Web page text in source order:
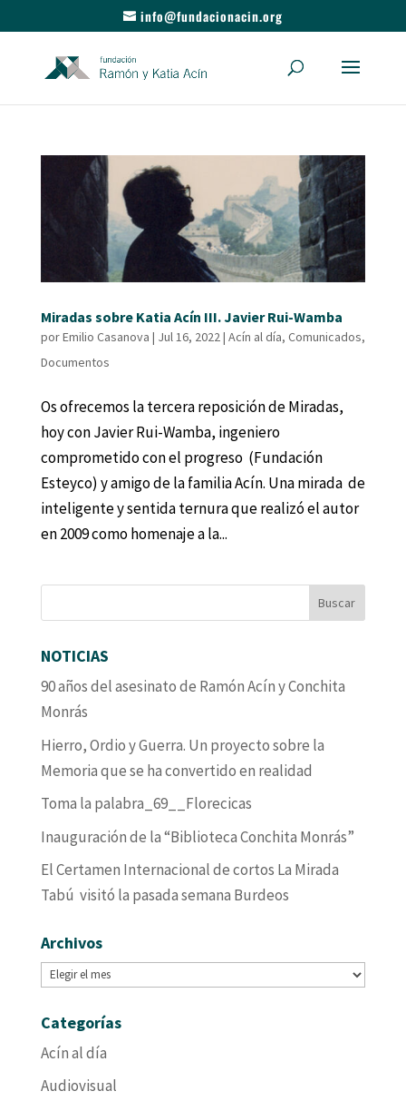
info@fundacionacin.org
Miradas sobre Katia Acín III. Javier Rui-Wamba
porEmilio Casanova | Jul 16, 2022| Acín al día, Comunicados,
Documentos
Os ofrecemos la tercera reposición de Miradas,
hoy con Javier Rui-Wamba, ingeniero
comprometido con el progreso (Fundación
Esteyco) y amigo de la familia Acín. Una mirada de
inteligente y sentida ternura que realizó el autor
en 2009 como homenaje a la...
NOTICIAS
90 años del asesinato de Ramón Acín y Conchita
Monrás
Hierro, Ordio y Guerra. Un proyecto sobre la
Memoria que se ha convertido en realidad
Toma la palabra_69__Florecicas
Inauguración de la “Biblioteca Conchita Monrás”
El Certamen Internacional de cortos La Mirada
Tabú visitó la pasada semana Burdeos
Archivos
Archivos
Categorías
Acín al día
Audiovisual